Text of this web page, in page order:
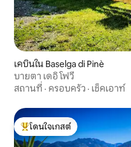
เคบินใน Baselga di Pinè
บายตา เดอิ โฟวี
สถานที่ · ครอบครัว · เช็คเอาท์
โดนใจเกสต์ที่สุด
โดนใจเกสต์